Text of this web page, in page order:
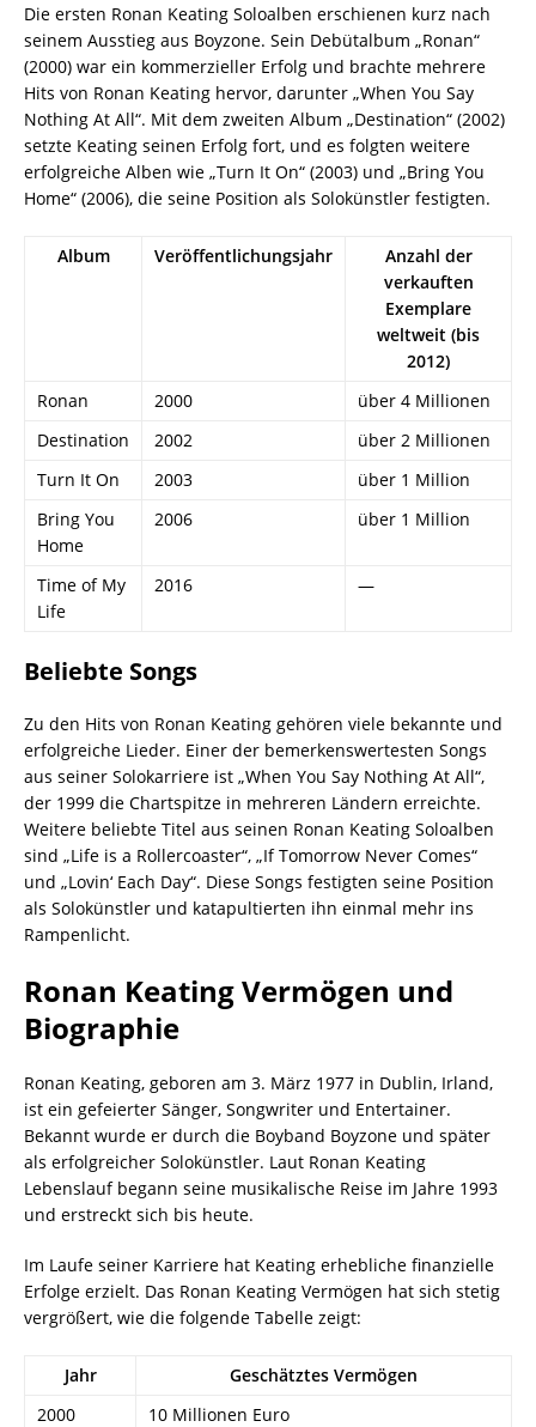
Die ersten Ronan Keating Soloalben erschienen kurz nach
seinem Ausstieg aus Boyzone. Sein Debütalbum „Ronan“
(2000) war ein kommerzieller Erfolg und brachte mehrere
Hits von Ronan Keating hervor, darunter „When You Say
Nothing At All“. Mit dem zweiten Album „Destination“ (2002)
setzte Keating seinen Erfolg fort, und es folgten weitere
erfolgreiche Alben wie „Turn It On“ (2003) und „Bring You
Home“ (2006), die seine Position als Solokünstler festigten.
Album Veröffentlichungsjahr
Anzahl der
verkauften
Exemplare
weltweit (bis
2012)
Ronan
2000
über 4 Millionen
Destination
2002
über 2 Millionen
Turn It On
2003
über 1 Million
Bring You
Home
2006 über 1 Million
Time of My
Life
2016 —
Beliebte Songs
Zu den Hits von Ronan Keating gehören viele bekannte und
erfolgreiche Lieder. Einer der bemerkenswertesten Songs
aus seiner Solokarriere ist „When You Say Nothing At All“,
der 1999 die Chartspitze in mehreren Ländern erreichte.
Weitere beliebte Titel aus seinen Ronan Keating Soloalben
sind „Life is a Rollercoaster“, „If Tomorrow Never Comes“
und „Lovin‘ Each Day“. Diese Songs festigten seine Position
als Solokünstler und katapultierten ihn einmal mehr ins
Rampenlicht.
Ronan Keating Vermögen und
Biographie
Ronan Keating, geboren am 3. März 1977 in Dublin, Irland,
ist ein gefeierter Sänger, Songwriter und Entertainer.
Bekannt wurde er durch die Boyband Boyzone und später
als erfolgreicher Solokünstler. Laut Ronan Keating
Lebenslauf begann seine musikalische Reise im Jahre 1993
und erstreckt sich bis heute.
Im Laufe seiner Karriere hat Keating erhebliche finanzielle
Erfolge erzielt. Das Ronan Keating Vermögen hat sich stetig
vergrößert, wie die folgende Tabelle zeigt:
Jahr
Geschätztes Vermögen
2000
10 Millionen Euro